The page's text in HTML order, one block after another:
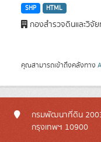
SHP HTML
กองสำรวจดินและวิจั
คุณสามารถเข้าถึงคลังทาง
กรมพัฒนาที่ดิน
กรุงเทพฯ 10900